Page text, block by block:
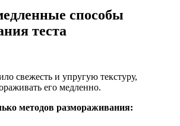
способы
теста
свежесть и упругую текстуру,
его медленно.
методов размораживания: